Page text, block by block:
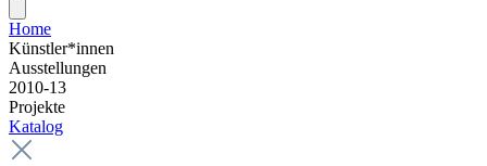
Home
Künstler*innen
Ausstellungen
2010-13
Projekte
Katalog